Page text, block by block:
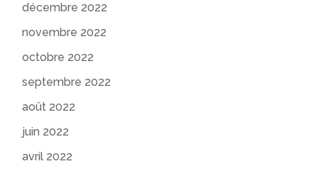
décembre 2022
novembre 2022
octobre 2022
septembre 2022
août 2022
juin 2022
avril 2022